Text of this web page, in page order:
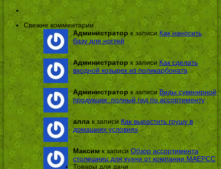
Свежие комментарии
Администраторк записиКак наносить
базу для ногтей
Администраторк записиКак сделать
входной козырек из поликарбоната
Администратор к записи Виды сувенирной
продукции: полный гид по ассортименту
алла к записи Как вырастить грушу в
домашних условиях
Максимк записиОбзор ассортимента
столешниц для кухни от компании МАЕРСС
Товары для дачи